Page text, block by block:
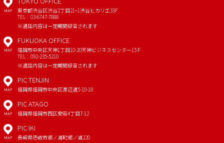
MAP
東京都渋谷区渋谷2丁目21−1渋谷ヒカリエ33F
TEL：03-6747-7888
※通話内容は一定期間録音されます
MAP
FUKUOKA OFFICE
福岡市中央区天神1丁目10-20天神ビジネスセンター15Ｆ
TEL：092-235-5210
※通話内容は一定期間録音されます
MAP
PIC TENJIN
福岡県福岡市中央区渡辺通5-10-18
MAP
PIC ATAGO
福岡県福岡市西区愛宕4丁目7-12
PIC IKI
長崎県壱岐市郷ノ浦町郷ノ浦220